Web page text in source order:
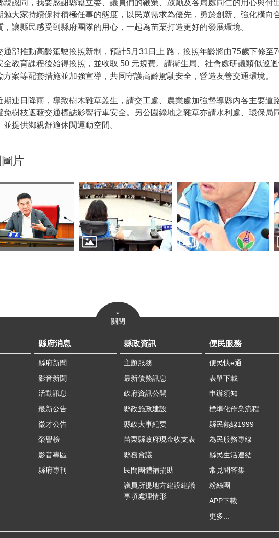
親認同，我要感謝縣籍立委、議員們的鞭策、鼓勵及各局處同仁的用心與付
勉大家持續保持積極任事的態度，以民眾需求為優先，勇於創新、強化橫向
，讓縣民感受到縣府團隊的用心，一起為苗栗打造更好的發展環境。
通部推動高齡駕駛換照新制，預計5月31日上 路，換照年齡將由75歲下修至
全教育課程後始得換照，並收取 50 元規費。請衛生局、社會處研議類似巡
方案等配套措施並加強宣導，共同守護高齡駕駛安全，營造友善交通環境。
期連日降雨，導致樹木雜草叢生，請交工處、農業處加強督導縣內各主要道
免樹枝遮蔽交通標誌影響行車安全。另公園綠地之雜草亦請水利處、環保局
並提供鄉親舒適休閒運動空間。
片
關閉
縣府消息
縣府新聞
影音新聞
活動訊息
最新公告
徵才公告
榮譽榜
影音專區
縣府專刊
縣政資訊
主題服務
最新債務訊息
政府資訊公開
縣政施政建設
縣政大事紀要
苗栗縣政府現金收支表
縣務會議
民間團體補捐助
議員所提地方建設建議
事項處理情形
便民服務
便民快e通
表單下載
申辦須知
標準化作業流程
縣民熱線1999
為民服務專線
縣民生活連結
常見問答集
粉絲團
APP下載
更多...